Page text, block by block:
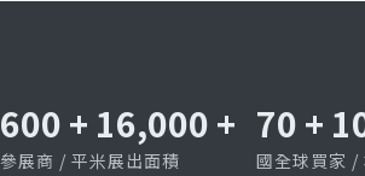
600 + 16,000 +
參展商 / 平米展出面積
70 +
國全球買家 /